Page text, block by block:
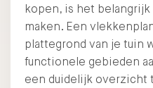
kopen, is het
maken. Een
plattegrond van je tuin
functionele gebieden
een duidelijk overzicht